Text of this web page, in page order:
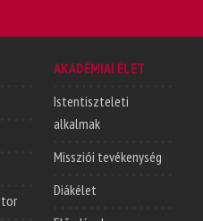
AKADÉMIAI ÉLET
Istentiszteleti
alkalmak
Missziói tevékenység
Diákélet